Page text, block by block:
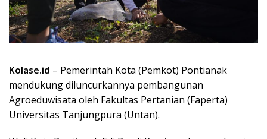
Kolase.id – Pemerintah Kota (Pemkot) Pontianak
mendukung diluncurkannya pembangunan
Agroeduwisata oleh Fakultas Pertanian (Faperta)
Universitas Tanjungpura (Untan).